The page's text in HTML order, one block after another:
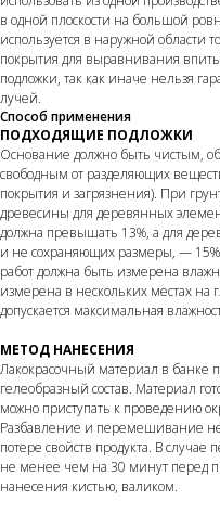
в одной плоскости на большой
используется в наружной области
покрытия для выравнивания
подложки, так как иначе нельзя
лучей.
Способ применения
ПОДХОДЯЩИЕ ПОДЛОЖКИ
Основание должно быть чистым,
свободным от разделяющих
покрытия и загрязнения). При
древесины для деревянных
должна превышать 13%, а для
и не сохраняющих размеры, —
работ должна быть измерена
измерена в нескольких местах
допускается максимальная
МЕТОД НАНЕСЕНИЯ
Лакокрасочный материал в банке
гелеобразный состав. Материал
можно приступать к проведению
Разбавление и перемешивание не
потере свойств продукта. В
не менее чем на 30 минут перед
нанесения кистью, валиком.